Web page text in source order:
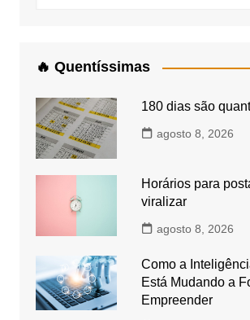
🔥 Quentíssimas
180 dias são
agosto 8, 2026
Horários para
viralizar
agosto 8, 2026
Como a
Está Mudando a
Empreender